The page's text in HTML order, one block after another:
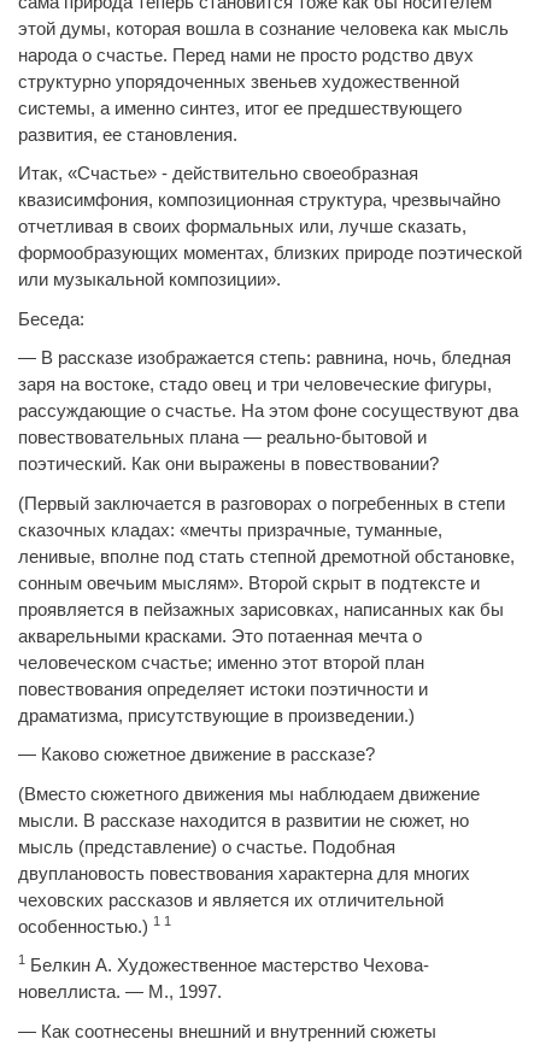
этой думы, которая вошла в сознание человека как мысль
народа о счастье. Перед нами не просто родство двух
структурно упорядоченных звеньев художественной
системы, а именно синтез, итог ее предшествующего
развития, ее становления.
Итак, «Счастье» - действительно своеобразная
квазисимфония, композиционная структура, чрезвычайно
отчетливая в своих формальных или, лучше сказать,
формообразующих моментах, близких природе поэтической
или музыкальной композиции».
Беседа:
— В рассказе изображается степь: равнина, ночь, бледная
заря на востоке, стадо овец и три человеческие фигуры,
рассуждающие о счастье. На этом фоне сосуществуют два
повествовательных плана — реально-бытовой и
поэтический. Как они выражены в повествовании?
(Первый заключается в разговорах о погребенных в степи
сказочных кладах: «мечты призрачные, туманные,
ленивые, вполне под стать степной дремотной обстановке,
сонным овечьим мыслям». Второй скрыт в подтексте и
проявляется в пейзажных зарисовках, написанных как бы
акварельными красками. Это потаенная мечта о
человеческом счастье; именно этот второй план
повествования определяет истоки поэтичности и
драматизма, присутствующие в произведении.)
— Каково сюжетное движение в рассказе?
(Вместо сюжетного движения мы наблюдаем движение
мысли. В рассказе находится в развитии не сюжет, но
мысль (представление) о счастье. Подобная
двуплановость повествования характерна для многих
чеховских рассказов и является их отличительной
особенностью.) 1 1
1
Белкин А. Художественное мастерство Чехова-
новеллиста. — М., 1997.
— Как соотнесены внешний и внутренний сюжеты